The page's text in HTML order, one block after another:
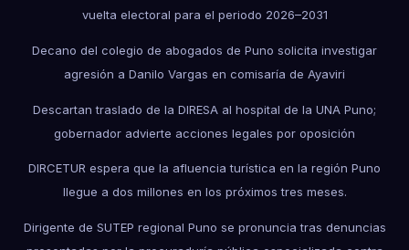
vuelta electoral para el periodo 2026–2031
Decano del colegio de abogados de Puno solicita investigar
agresión a Danilo Vargas en comisaría de Ayaviri
Descartan traslado de la DIRESA al hospital de la UNA Puno;
gobernador advierte acciones legales por oposición
DIRCETUR espera que la afluencia turística en la región Puno
llegue a dos millones en los próximos tres meses.
Dirigente de SUTEP regional Puno se pronuncia tras denuncias